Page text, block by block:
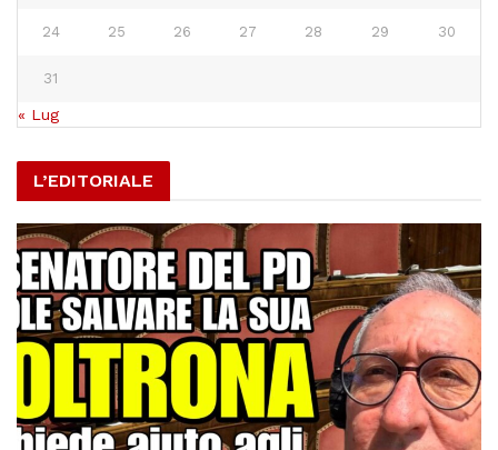
24 25 26 27 28 29 30
31
« Lug
L’EDITORIALE